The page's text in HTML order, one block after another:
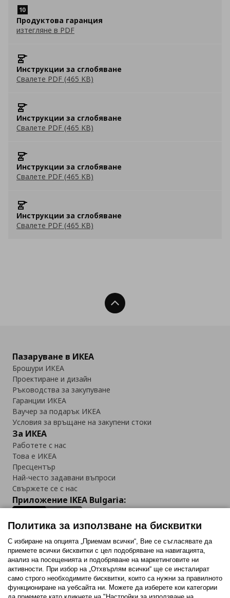
Продуктова гаранция
изтегляне в PDF
Инструкции за сглобяване
Свалете PDF (465 KB)
Инструкции за сглобяване
Свалете PDF (465 KB)
Инструкции за сглобяване
Свалете PDF (465 KB)
Инструкции за сглобяване
Свалете PDF (465 KB)
Нагоре
Пазаруване в ИКЕА
Брошури ИКЕА
Проектиране и дизайн
Ръководства за закупуване
Гаранции ИКЕА
Ваучер за подарък ИКЕА
Условия за връщане на закупени стоки
За ИКЕА
Работете с нас
Това е ИКЕА
Пресцентър
Най-често задавани въпроси
Свържете се с нас
Приложение IKEA Bulgaria:
Последвайте ни:
FacebookTwitterYoutubePinterestInstagram
Политика за използване на бисквитки
С избиране на опцията „Приемам всички“, Вие се съгласявате да
приемете всички бисквитки с цел подобряване на навигацията,
анализ на посещенията и подобряване на маркетинговите ни
активности. При избор на „Отхвърлям всички“ ще се инсталират
само строго необходимитe бисквитки, които са нужни за правилното
функциониране на уебсайта ни. Можете да изберете кои категории